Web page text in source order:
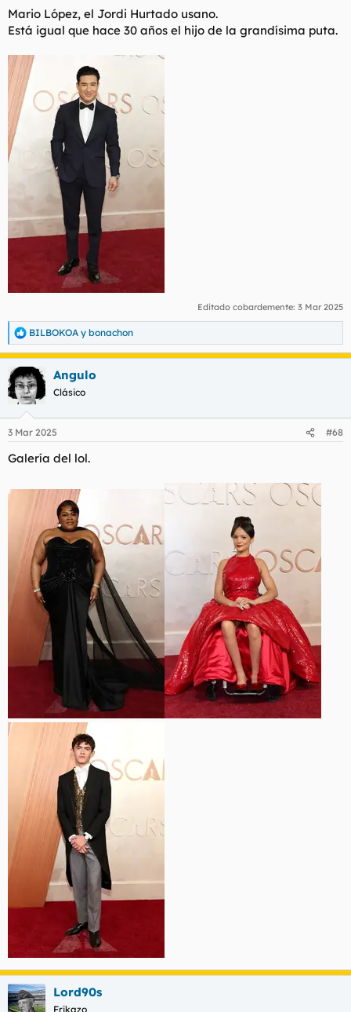
:
Mario López, el Jordi Hurtado usano.
Está igual que hace 30 años el hijo de la grandísima puta.
Editado cobardemente: 3 Mar 2025
R
e
a
c
c
i
e
:
BILBOKOA y bonachon
Angulo
Clásico
3 Mar 2025 #68
Galería del lol.
Lord90s
Frikazo